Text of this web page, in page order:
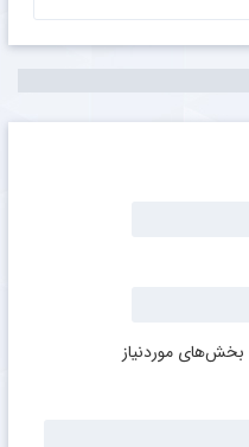
بخش‌های موردنیاز